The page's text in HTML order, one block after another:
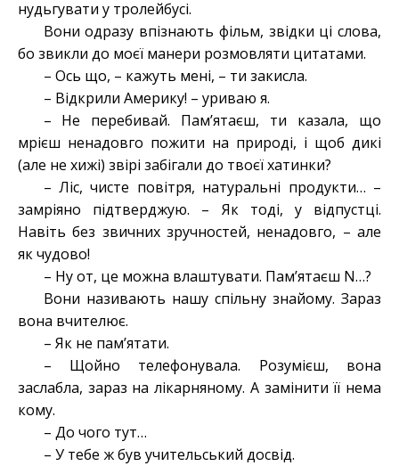
нудьгувати у тролейбусі.
Вони одразу впізнають фільм, звідки ці слова,
бо звикли до моєї манери розмовляти цитатами.
– Ось що, – кажуть мені, – ти закисла.
– Відкрили Америку! – уриваю я.
– Не перебивай. Пам’ятаєш, ти казала, що
мрієш ненадовго пожити на природі, і щоб дикі
(але не хижі) звірі забігали до твоєї хатинки?
– Ліс, чисте повітря, натуральні продукти… –
замріяно підтверджую. – Як тоді, у відпустці.
Навіть без звичних зручностей, ненадовго, – але
як чудово!
– Ну от, це можна влаштувати. Пам’ятаєш N…?
Вони називають нашу спільну знайому. Зараз
вона вчителює.
– Як не пам’ятати.
– Щойно телефонувала. Розумієш, вона
заслабла, зараз на лікарняному. А замінити її нема
кому.
– До чого тут…
– У тебе ж був учительський досвід.